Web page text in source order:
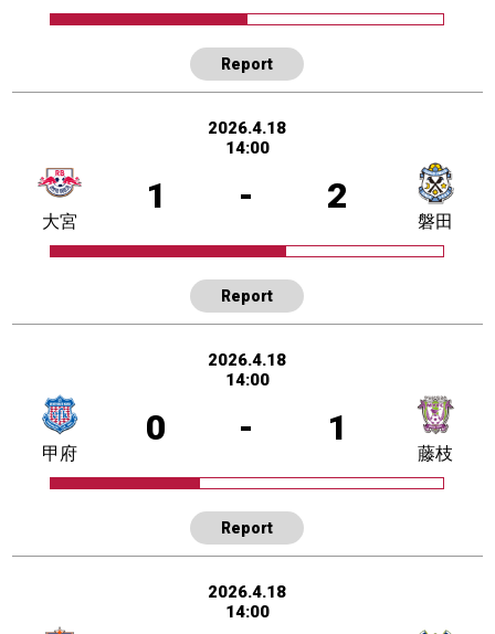
Report
2026.4.18
14:00
1 - 2
大宮 磐田
Report
2026.4.18
14:00
0 - 1
甲府 藤枝
Report
2026.4.18
14:00